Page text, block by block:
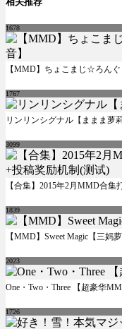
1678
【MMD】ちょこまじ☆ろんぐ
1767
リンリンシグナル【ままま萝
3099
【合集】2015年2月MMD合
1839
【MMD】Sweet Magic【三妈
2023
One・Two・Three 【超豪华
1726